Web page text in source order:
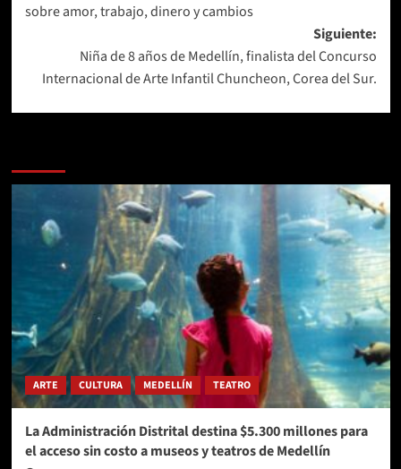
entradas
sobre amor, trabajo, dinero y cambios
Siguiente:
Niña de 8 años de Medellín, finalista del Concurso
Internacional de Arte Infantil Chuncheon, Corea del Sur.
ARTE CULTURA MEDELLÍN TEATRO
La Administración Distrital destina $5.300 millones para
el acceso sin costo a museos y teatros de Medellín